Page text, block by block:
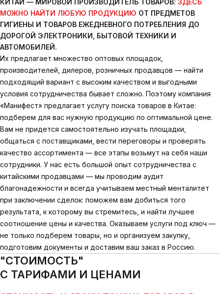
КИТАЙ — МИРОВОЙ ПРОИЗВОДИТЕЛЬ ТОВАРОВ: ЗДЕСЬ
МОЖНО НАЙТИ ЛЮБУЮ ПРОДУКЦИЮ ОТ ПРЕДМЕТОВ
ГИГИЕНЫ И ТОВАРОВ ЕЖЕДНЕВНОГО ПОТРЕБЛЕНИЯ ДО
ДОРОГОЙ ЭЛЕКТРОНИКИ, БЫТОВОЙ ТЕХНИКИ И
АВТОМОБИЛЕЙ.
Их предлагает множество оптовых площадок,
производителей, дилеров, розничных продавцов — найти
подходящий вариант с высоким качеством и выгодными
условия сотрудничества бывает сложно. Поэтому компания
«Манифест» предлагает услугу поиска товаров в Китае:
подберем для вас нужную продукцию по оптимальной цене.
Вам не придется самостоятельно изучать площадки,
общаться с поставщиками, вести переговоры и проверять
качество ассортимента — все этапы возьмут на себя наши
сотрудники. У нас есть большой опыт сотрудничества с
китайскими продавцами — мы проводим аудит
благонадежности и всегда учитываем местный менталитет
при заключении сделок: поможем вам добиться того
результата, к которому вы стремитесь, и найти лучшее
соотношение цены и качества. Оказываем услуги под ключ —
не только подберем товары, но и организуем закупку,
подготовим документы и доставим ваш заказ в Россию.
"СТОИМОСТЬ"
С ТАРИФАМИ И ЦЕНАМИ